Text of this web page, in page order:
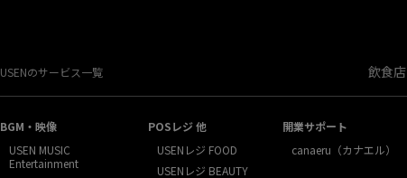
USENのサービス一覧
飲食店
BGM・映像
USEN MUSIC
Entertainment
POSレジ 他
USENレジ FOOD
USENレジ BEAUTY
開業サポート
canaeru（カナエル）